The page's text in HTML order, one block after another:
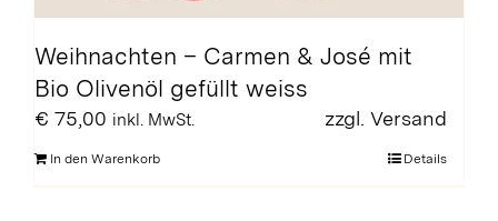
Weihnachten – Carmen & José mit
Bio Olivenöl gefüllt weiss
€ 75,00 inkl. MwSt. zzgl. Versand
In den Warenkorb Details